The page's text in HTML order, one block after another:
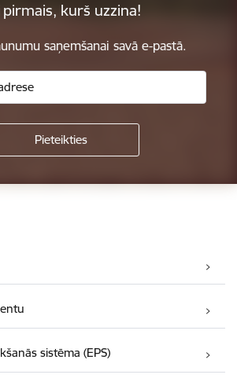
pirmais, kurš uzzina!
saņemšanai savā e-pastā.
sistēma (EPS)